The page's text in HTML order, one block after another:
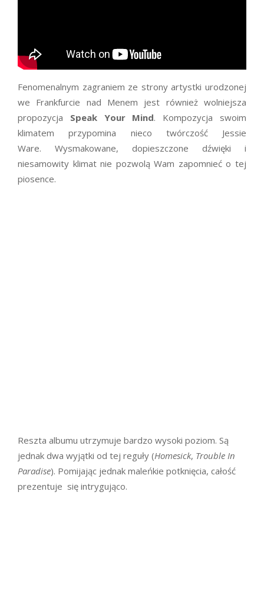
Fenomenalnym zagraniem ze strony artystki urodzonej
we Frankfurcie nad Menem jest również wolniejsza
propozycja Speak Your Mind. Kompozycja swoim
klimatem przypomina nieco twórczość Jessie
Ware. Wysmakowane, dopieszczone dźwięki i
niesamowity klimat nie pozwolą Wam zapomnieć o tej
piosence.
Reszta albumu utrzymuje bardzo wysoki poziom. Są
jednak dwa wyjątki od tej reguły (Homesick, Trouble In
Paradise). Pomijając jednak maleńkie potknięcia, całość
prezentuje się intrygująco.